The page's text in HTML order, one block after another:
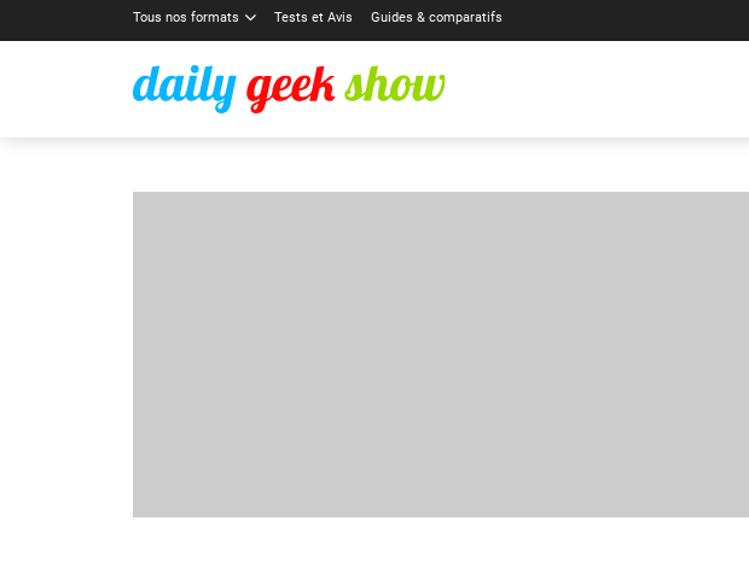
Tous nos formats Tests et Avis Guides & comparatifs